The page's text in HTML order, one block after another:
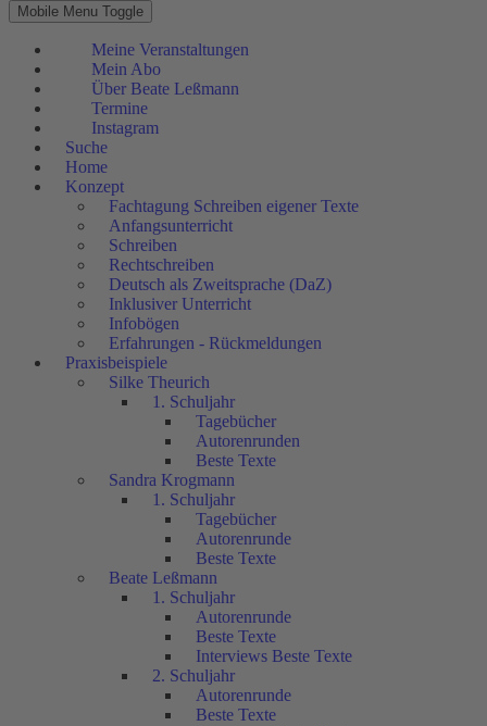
Mobile Menu Toggle
Meine Veranstaltungen
Mein Abo
Über Beate Leßmann
Termine
Instagram
Suche
Home
Konzept
Fachtagung Schreiben eigener Texte
Anfangsunterricht
Schreiben
Rechtschreiben
Deutsch als Zweitsprache (DaZ)
Inklusiver Unterricht
Infobögen
Erfahrungen - Rückmeldungen
Praxisbeispiele
Silke Theurich
1. Schuljahr
Tagebücher
Autorenrunden
Beste Texte
Sandra Krogmann
1. Schuljahr
Tagebücher
Autorenrunde
Beste Texte
Beate Leßmann
1. Schuljahr
Autorenrunde
Beste Texte
Interviews Beste Texte
2. Schuljahr
Autorenrunde
Beste Texte